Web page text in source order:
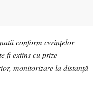
conform cerințelor
fi extins cu prize
monitorizare la distanță